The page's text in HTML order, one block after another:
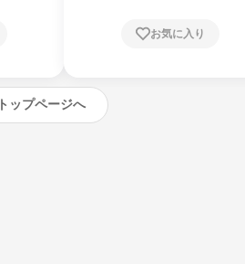
お気に入り
トップページへ